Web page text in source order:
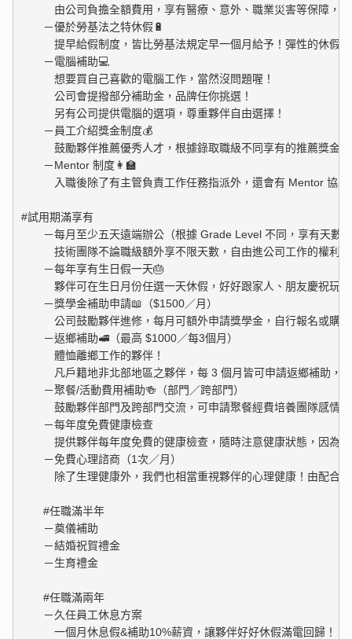
由公司負擔全額費用，享有醫療、意外、職業災害等保障，讓
－優於勞基法之特休假🔋
提早給假制度，皆比勞基法規定早一個月給予！彈性的休假制
－電腦補助💻
想要買自己喜歡的電腦工作，當然沒問題喔！
公司會提撥部分補助金，品牌任你挑選！
另有公司提供電腦的選項，尊重夥伴自由選擇！
－員工介紹獎金制度💰
鼓勵夥伴推薦優秀人才，根據錄取職級不同享有的推薦獎金也
－Mentor 制度👩‍🏫
入職後除了有主管負責工作任務指派外，還會有 Mentor 協助
#試用期滿享有
－每月至少五天遠端辦公（根據 Grade Level 不同，享有天數
技術團隊不論職級額外享不限天數，自由進公司工作的權利喔
－每年享有生日假一天🎂
夥伴可在生日月份任選一天休假，好好跟家人、朋友慶祝玩樂
－獎學金補助申請📖（$1500／月）
公司鼓勵夥伴進修，每月可額外申請獎學金，自行報名或購買
－返鄉補助🚅（最高 $1000／每3個月）
體恤離鄉工作的夥伴！
凡戶籍地非北部地區之夥伴，每 3 個月皆可申請返鄉補助，最
－聚餐/活動費用補助🍻（部門／跨部門）
鼓勵夥伴部門及跨部門交流，可申請聚餐經費培養團隊感情，
－每年度免費健康檢查
提供夥伴每年度免費的健康檢查，隨時注意健康狀態，因為身
－免費心理諮商（1次／月）
除了生理健康外，我們也相當重視夥伴的心理健康！由配合的
#任職滿半年
－奠儀補助
－結婚祝賀禮金
－生育禮金
#任職滿兩年
－久任員工休息方案
一個月休息假&補助10%薪資，讓夥伴好好休假滿電回歸！